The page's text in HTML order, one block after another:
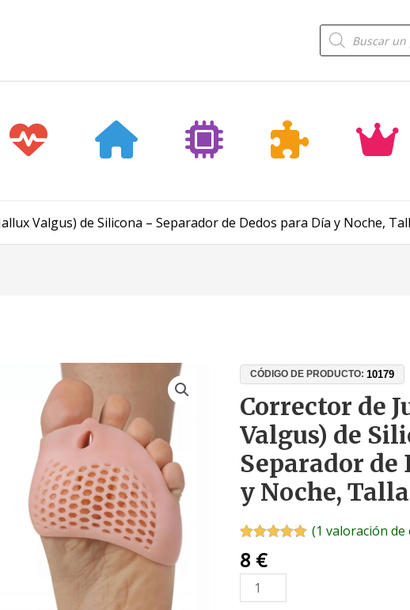
Búsqueda
de
productos
Valgus) de Silicona – Separador de Dedos para Día y Noche,
CÓDIGO DE PRODUCTO:10179
Corrector de
Valgus) de
Separador de
y Noche,
5.00de 5 en
base a
valoración de
un cliente
(1 valoración de
8 €
Corrector
Juanetes
(Hallux
Valgus)
de
Silicona
–
Separador
de
Dedos
para